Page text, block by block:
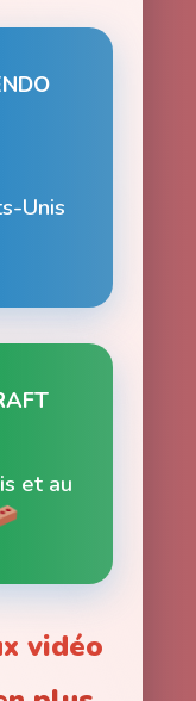
Unis
et au
vidéo